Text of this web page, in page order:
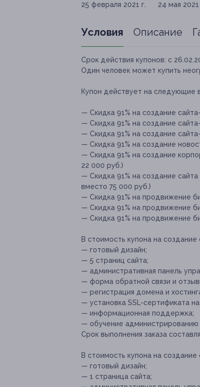
25 февраля 2021 г.
24 мая 2021
Условия Описание
Срок действия купонов: с
Один человек может купить
Купон действует на следующие
— Скидка 91% на создание
— Скидка 91% на создание
— Скидка 91% на создание
— Скидка 91% на создание
— Скидка 91% на создание
22 000 руб.)
— Скидка 91% на создание
вместо 75 000 руб.)
— Скидка 91% на продвижение
— Скидка 91% на продвижение
— Скидка 91% на продвижение
В стоимость купона на создание
— готовый дизайн;
— 5 страниц сайта;
— административная панель
— форма обратной связи и
— регистрация домена и
— установка SSL-сертификата
— информационная поддержка;
— обучение администрированию
Срок выполнения заказа
В стоимость купона на создание
— готовый дизайн;
— 1 страница сайта;